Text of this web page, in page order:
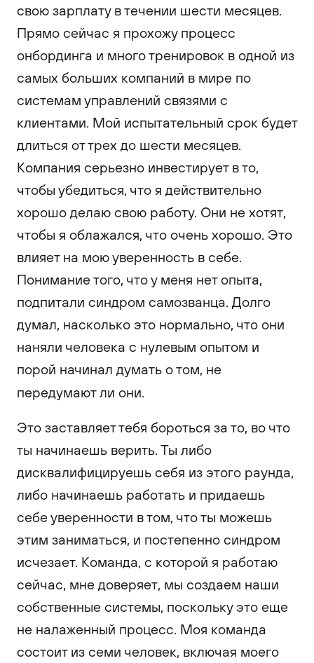
свою зарплату в течении шести месяцев.
Прямо сейчас я прохожу процесс
онбординга и много тренировок в одной из
самых больших компаний в мире по
системам управлений связями с
клиентами. Мой испытательный срок будет
длиться от трех до шести месяцев.
Компания серьезно инвестирует в то,
чтобы убедиться, что я действительно
хорошо делаю свою работу. Они не хотят,
чтобы я облажался, что очень хорошо. Это
влияет на мою уверенность в себе.
Понимание того, что у меня нет опыта,
подпитали синдром самозванца. Долго
думал, насколько это нормально, что они
наняли человека с нулевым опытом и
порой начинал думать о том, не
передумают ли они.
Это заставляет тебя бороться за то, во что
ты начинаешь верить. Ты либо
дисквалифицируешь себя из этого раунда,
либо начинаешь работать и придаешь
себе уверенности в том, что ты можешь
этим заниматься, и постепенно синдром
исчезает. Команда, с которой я работаю
сейчас, мне доверяет, мы создаем наши
собственные системы, поскольку это еще
не налаженный процесс. Моя команда
состоит из семи человек, включая моего